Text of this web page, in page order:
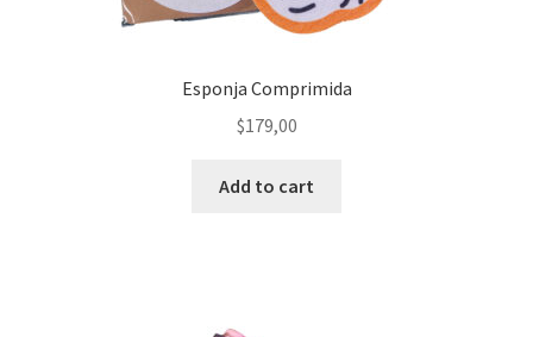
Esponja Comprimida
$179,00
Add to cart